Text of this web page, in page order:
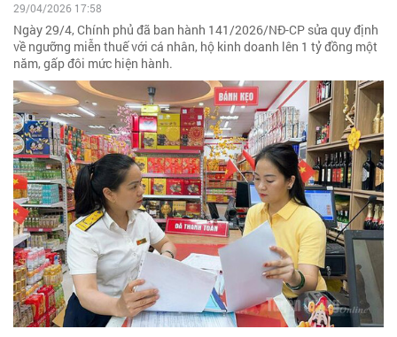
29/04/2026 17:58
Ngày 29/4, Chính phủ đã ban hành 141/2026/NĐ-CP sửa quy định
về ngưỡng miễn thuế với cá nhân, hộ kinh doanh lên 1 tỷ đồng một
năm, gấp đôi mức hiện hành.